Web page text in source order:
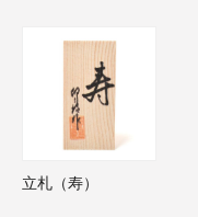
立札（寿）